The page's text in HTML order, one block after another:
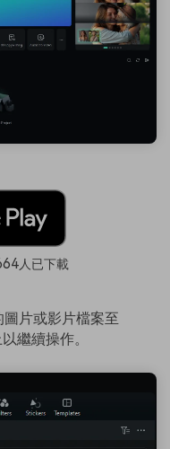
人已下載
片或影片檔案至
繼續操作。